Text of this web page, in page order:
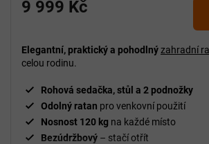
produktu
z
5
9 999 Kč
Elegantní, praktický a pohodlnýzahradní
celou rodinu.
Rohová sedačka, stůl a 2 podnožky
Odolný ratan pro venkovní použití
Nosnost 120 kg na každé místo
Bezúdržbový – stačí otřít